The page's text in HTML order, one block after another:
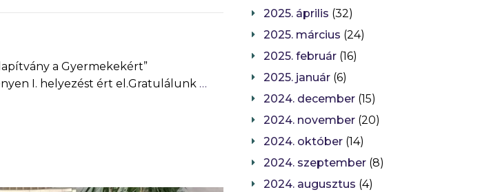
a Gyermekekért”
I. helyezést ért el.Gratulálunk …
2025. április (32)
2025. március (24)
2025. február (16)
2025. január (6)
2024. december (15)
2024. november (20)
2024. október (14)
2024. szeptember (8)
2024. augusztus (4)